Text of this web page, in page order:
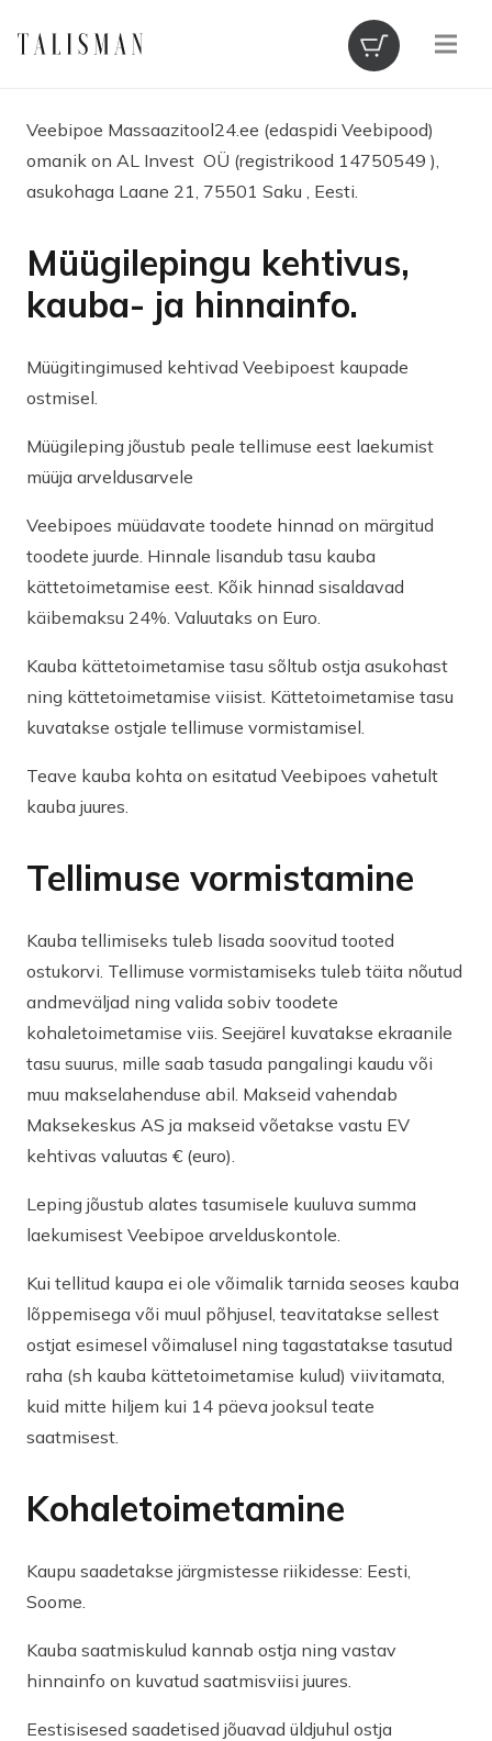
Veebipoe Massaazitool24.ee (edaspidi Veebipood)
omanik on AL Invest OÜ (registrikood 14750549 ),
asukohaga Laane 21, 75501 Saku , Eesti.
Müügilepingu kehtivus,
kauba- ja hinnainfo.
Müügitingimused kehtivad Veebipoest kaupade
ostmisel.
Müügileping jõustub peale tellimuse eest laekumist
müüja arveldusarvele
Veebipoes müüdavate toodete hinnad on märgitud
toodete juurde. Hinnale lisandub tasu kauba
kättetoimetamise eest. Kõik hinnad sisaldavad
käibemaksu 24%. Valuutaks on Euro.
Kauba kättetoimetamise tasu sõltub ostja asukohast
ning kättetoimetamise viisist. Kättetoimetamise tasu
kuvatakse ostjale tellimuse vormistamisel.
Teave kauba kohta on esitatud Veebipoes vahetult
kauba juures.
Tellimuse vormistamine
Kauba tellimiseks tuleb lisada soovitud tooted
ostukorvi. Tellimuse vormistamiseks tuleb täita nõutud
andmeväljad ning valida sobiv toodete
kohaletoimetamise viis. Seejärel kuvatakse ekraanile
tasu suurus, mille saab tasuda pangalingi kaudu või
muu makselahenduse abil. Makseid vahendab
Maksekeskus AS ja makseid võetakse vastu EV
kehtivas valuutas € (euro).
Leping jõustub alates tasumisele kuuluva summa
laekumisest Veebipoe arvelduskontole.
Kui tellitud kaupa ei ole võimalik tarnida seoses kauba
lõppemisega või muul põhjusel, teavitatakse sellest
ostjat esimesel võimalusel ning tagastatakse tasutud
raha (sh kauba kättetoimetamise kulud) viivitamata,
kuid mitte hiljem kui 14 päeva jooksul teate
saatmisest.
Kohaletoimetamine
Kaupu saadetakse järgmistesse riikidesse: Eesti,
Soome.
Kauba saatmiskulud kannab ostja ning vastav
hinnainfo on kuvatud saatmisviisi juures.
Eestisisesed saadetised jõuavad üldjuhul ostja